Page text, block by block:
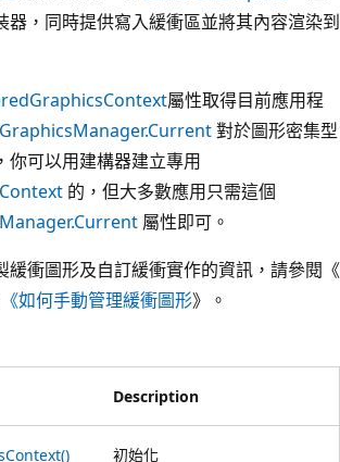
器，同時提供寫入緩衝區並將其內容渲染到
屬性取得目前應用程
對於圖形密集型
你可以用建構器建立專用
的，但大多數應用只需這個
屬性即可。
緩衝圖形及自訂緩衝實作的資訊，請參閱《
《如何手動管理緩衝圖形》。
Description
初始化